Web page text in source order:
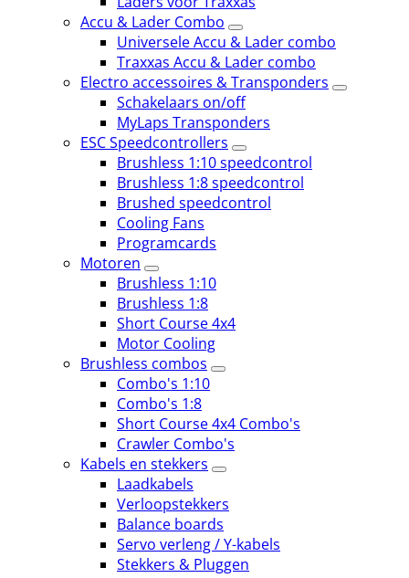
Accu & Lader Combo
Universele Accu & Lader combo
Traxxas Accu & Lader combo
Electro accessoires & Transponders
Schakelaars on/off
MyLaps Transponders
ESC Speedcontrollers
Brushless 1:10 speedcontrol
Brushless 1:8 speedcontrol
Brushed speedcontrol
Cooling Fans
Programcards
Motoren
Brushless 1:10
Brushless 1:8
Short Course 4x4
Motor Cooling
Brushless combos
Combo's 1:10
Combo's 1:8
Short Course 4x4 Combo's
Crawler Combo's
Kabels en stekkers
Laadkabels
Verloopstekkers
Balance boards
Servo verleng / Y-kabels
Stekkers & Pluggen